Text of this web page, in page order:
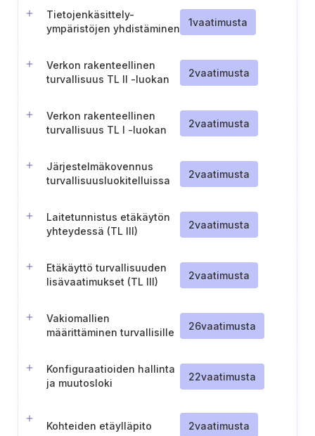
Tietojenkäsittely-
ympäristöjen yhdistäminen
1vaatimusta
Verkon rakenteellinen
turvallisuus TL II -luokan
2vaatimusta
Verkon rakenteellinen
turvallisuus TL I -luokan
2vaatimusta
Järjestelmäkovennus
turvallisuusluokitelluissa
2vaatimusta
Laitetunnistus etäkäytön
yhteydessä (TL III)
2vaatimusta
Etäkäyttö turvallisuuden
lisävaatimukset (TL III)
2vaatimusta
Vakiomallien
määrittäminen turvallisille
26vaatimusta
Konfiguraatioiden hallinta
ja muutosloki
22vaatimusta
Kohteiden etäylläpito 2vaatimusta